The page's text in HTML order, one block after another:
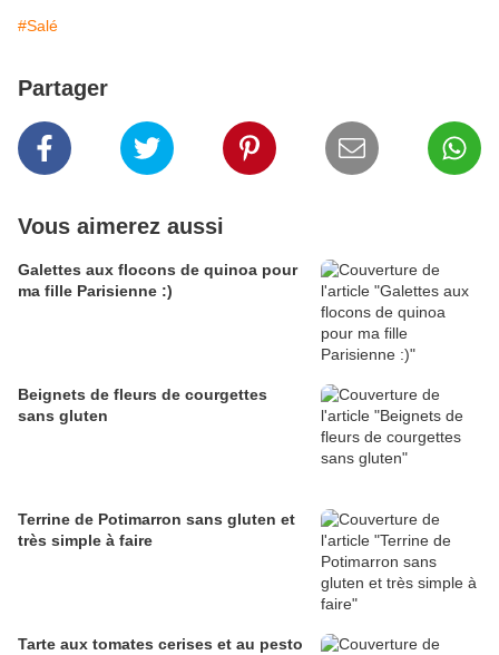
#Salé
Partager
Vous aimerez aussi
Galettes aux flocons de quinoa pour
ma fille Parisienne :)
Beignets de fleurs de courgettes
sans gluten
Terrine de Potimarron sans gluten et
très simple à faire
Tarte aux tomates cerises et au pesto